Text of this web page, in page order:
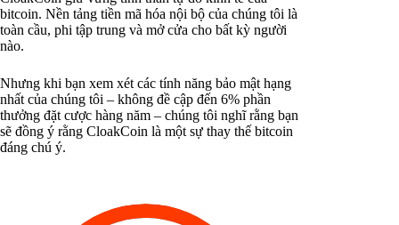
bitcoin. Nền tảng tiền mã hóa nội bộ của chúng tôi là
toàn cầu, phi tập trung và mở cửa cho bất kỳ người
nào.
Nhưng khi bạn xem xét các tính năng bảo mật hạng
nhất của chúng tôi – không đề cập đến 6% phần
thưởng đặt cược hàng năm – chúng tôi nghĩ rằng bạn
sẽ đồng ý rằng CloakCoin là một sự thay thế bitcoin
đáng chú ý.